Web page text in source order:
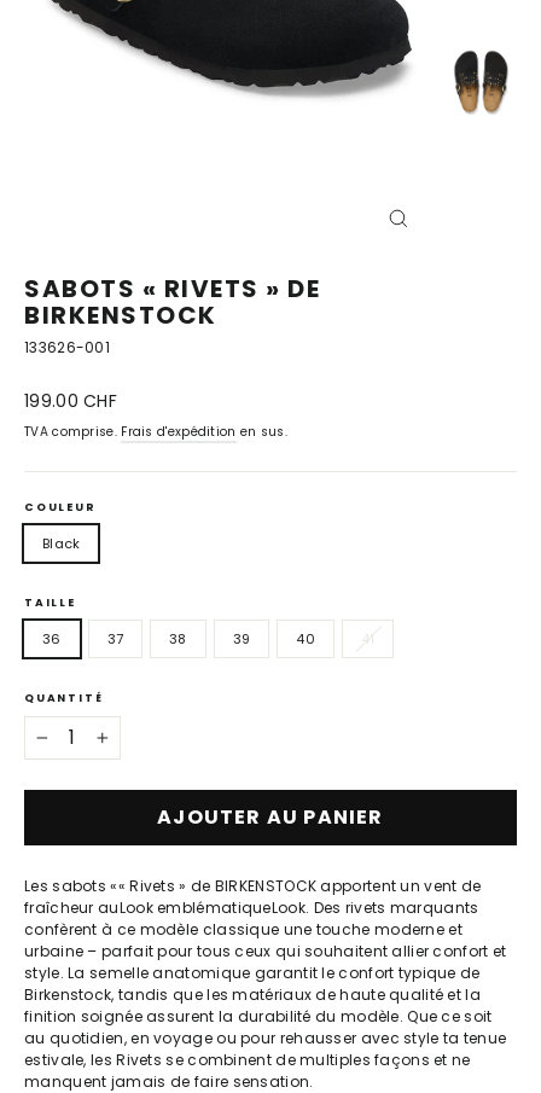
SABOTS « RIVETS » DE
BIRKENSTOCK
133626-001
Prix
199.00 CHF
TVA comprise. Frais d'expédition en sus.
COULEUR
Black
TAILLE
36 37 38 39 40 41
QUANTITÉ
+
AJOUTER AU PANIER
Les sabots «« Rivets » de BIRKENSTOCKapportent un vent de
fraîcheur auLook emblématiqueLook. Des rivets marquants
confèrent à ce modèle classique une touche moderne et
urbaine – parfait pour tous ceux qui souhaitent allier confort et
style. La semelle anatomique garantit le confort typique de
Birkenstock, tandis que les matériaux de haute qualité et la
finition soignée assurent la durabilité du modèle. Que ce soit
au quotidien, en voyage ou pour rehausser avec style ta tenue
estivale, les Rivets se combinent de multiples façons et ne
manquent jamais de faire sensation.